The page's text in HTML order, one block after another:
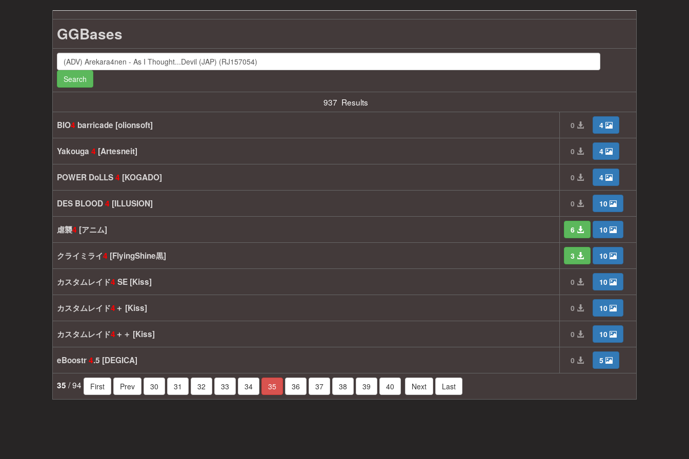
GGBases
Search
937 Results
BIO4 barricade [olionsoft] 0 4
Yakouga 4 [Artesneit] 0 4
POWER DoLLS4 [KOGADO] 0 4
DES BLOOD4 [ILLUSION] 0 10
虐襲4 [アニム] 6 10
クライミライ4 [FlyingShine黒] 3 10
カスタムレイド4 SE [Kiss] 0 10
カスタムレイド4＋ [Kiss] 0 10
カスタムレイド4＋＋ [Kiss] 0 10
eBoostr4.5 [DEGICA] 0 5
35 / 94 First Prev 30 31 32 33 34 35 36 37 38 39 40 Next Last